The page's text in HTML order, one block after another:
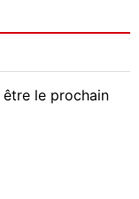
être le prochain